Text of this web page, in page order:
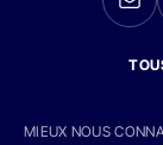
MIEUX NOUS